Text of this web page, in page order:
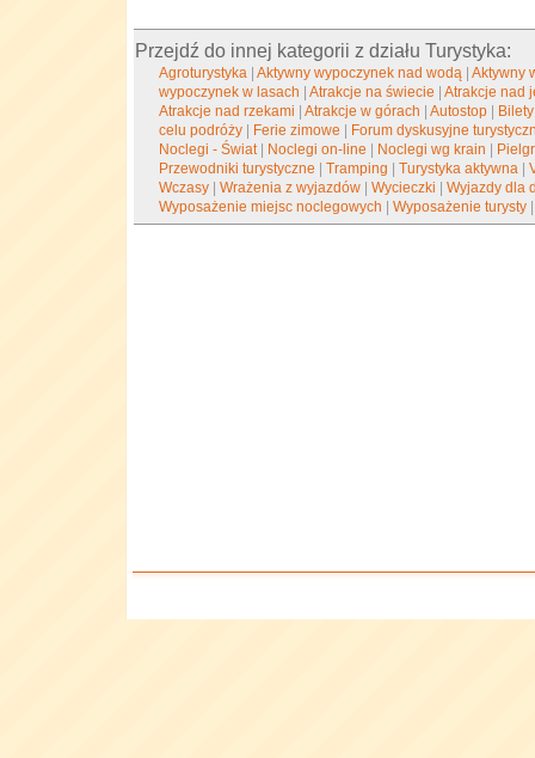
Przejdź do innej kategorii z działu Turystyka:
Agroturystyka |Aktywny wypoczynek nad wodą |Aktywny
wypoczynek w lasach |Atrakcje na świecie |Atrakcje nad
Atrakcje nad rzekami |Atrakcje w górach |Autostop | Bilety
celu podróży | Ferie zimowe | Forum dyskusyjne
Noclegi - Świat| Noclegi on-line | Noclegi wg krain |
Przewodniki turystyczne |Tramping |Turystyka aktywna |
Wczasy |Wrażenia z wyjazdów |Wycieczki |Wyjazdy dla
Wyposażenie miejsc noclegowych |Wyposażenie turysty